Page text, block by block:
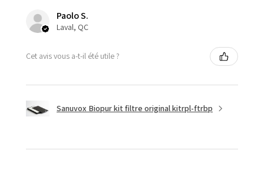
Paolo S.
Laval, QC
Cet avis vous a-t-il été utile ?
Sanuvox Biopur kit filtre original kitrpl-ftrbp